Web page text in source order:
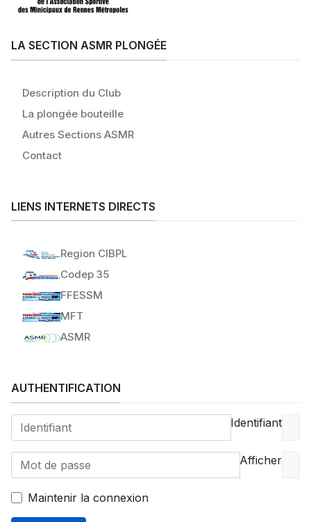
LA SECTION ASMR PLONGÉE
Description du Club
La plongée bouteille
Autres Sections ASMR
Contact
LIENS INTERNETS DIRECTS
Region CIBPL
Codep 35
FFESSM
MFT
ASMR
AUTHENTIFICATION
Identifiant
Afficher
Maintenir la connexion